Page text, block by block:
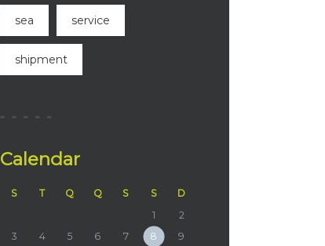
sea service
shipment
Calendar
S T Q Q S S
D
1
2
3
4 5 6 7 8
9